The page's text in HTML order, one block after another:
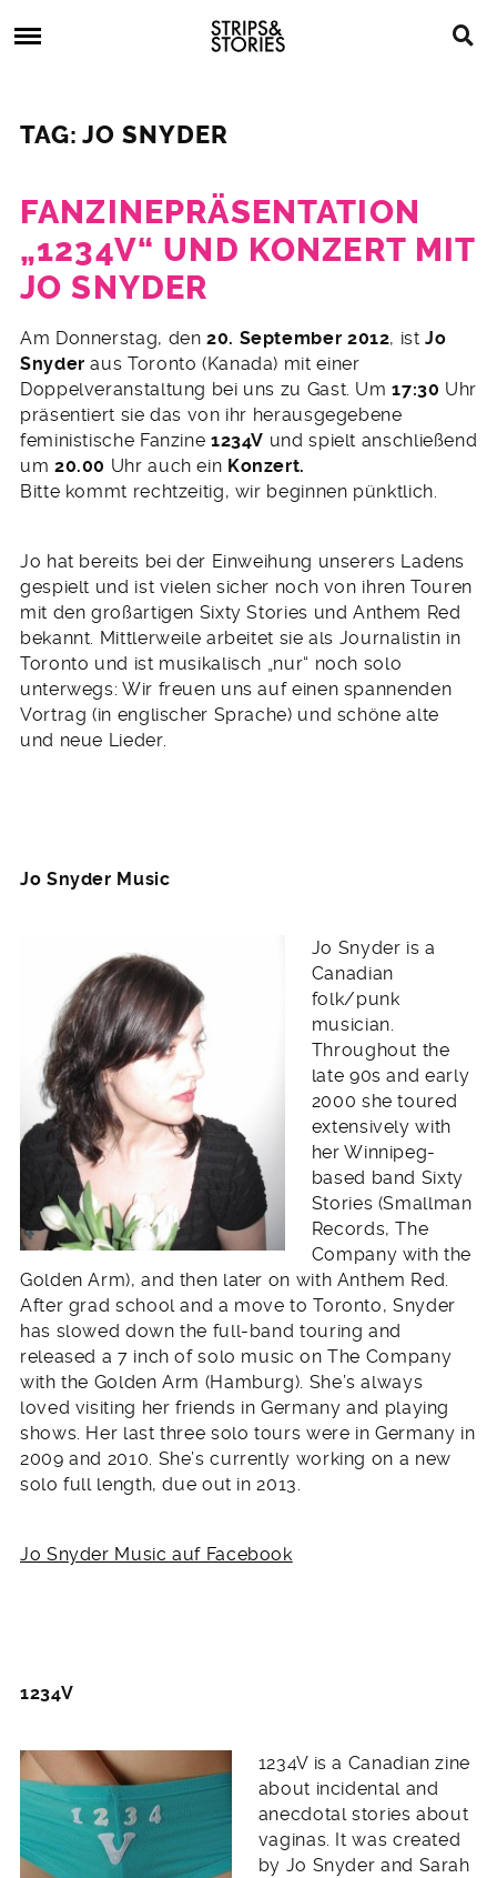
to
Strips
&
Stories
Comics,
TAG: JO SNYDER
FANZINEPRÄSENTATION
„1234V“ UND KONZERT MIT
JO SNYDER
24.
August
2012
Am Donnerstag, den 20. September 2012, istJo
Snyder aus Toronto (Kanada) mit einer
Doppelveranstaltung bei uns zu Gast. Um17:30 Uhr
präsentiert sie das von ihr herausgegebene
feministische Fanzine 1234V und spielt anschließend
um 20.00 Uhr auch ein Konzert.
Bitte kommt rechtzeitig, wir beginnen pünktlich.
Jo hat bereits bei der Einweihung unserers Ladens
gespielt und ist vielen sicher noch von ihren Touren
mit den großartigen Sixty Stories und Anthem Red
bekannt. Mittlerweile arbeitet sie als Journalistin in
Toronto und ist musikalisch „nur“ noch solo
unterwegs: Wir freuen uns auf einen spannenden
Vortrag (in englischer Sprache) und schöne alte
und neue Lieder.
Jo Snyder Music
Jo Snyder is a
Canadian
folk/punk
musician.
Throughout the
late 90s and early
2000 she toured
extensively with
her Winnipeg-
based band Sixty
Stories (Smallman
Records, The
Company with the
Golden Arm), and then later on with Anthem Red.
After grad school and a move to Toronto, Snyder
has slowed down the full-band touring and
released a 7 inch of solo music on The Company
with the Golden Arm (Hamburg). She’s always
loved visiting her friends in Germany and playing
shows. Her last three solo tours were in Germany in
2009 and 2010. She’s currently working on a new
solo full length, due out in 2013.
Jo Snyder Music auf Facebook
1234V
1234V is a Canadian zine
about incidental and
anecdotal stories about
vaginas. It was created
by Jo Snyder and Sarah